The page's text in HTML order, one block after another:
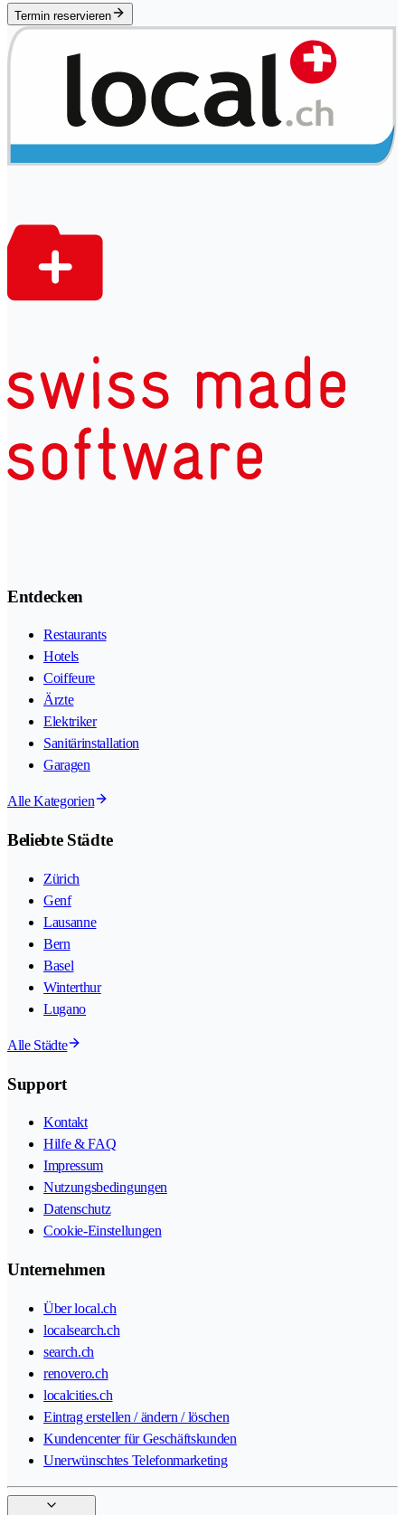
Termin reservieren
Entdecken
Restaurants
Hotels
Coiffeure
Ärzte
Elektriker
Sanitärinstallation
Garagen
Alle Kategorien
Beliebte Städte
Zürich
Genf
Lausanne
Bern
Basel
Winterthur
Lugano
Alle Städte
Support
Kontakt
Hilfe & FAQ
Impressum
Nutzungsbedingungen
Datenschutz
Cookie-Einstellungen
Unternehmen
Über local.ch
localsearch.ch
search.ch
renovero.ch
localcities.ch
Eintrag erstellen / ändern / löschen
Kundencenter für Geschäftskunden
Unerwünschtes Telefonmarketing